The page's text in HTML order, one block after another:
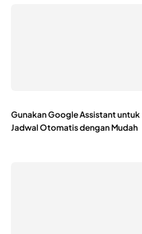
Gunakan Google Assistant untuk
Jadwal Otomatis dengan Mudah